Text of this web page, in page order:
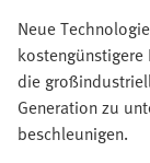
Neue
die
Generation zu
beschleunigen.